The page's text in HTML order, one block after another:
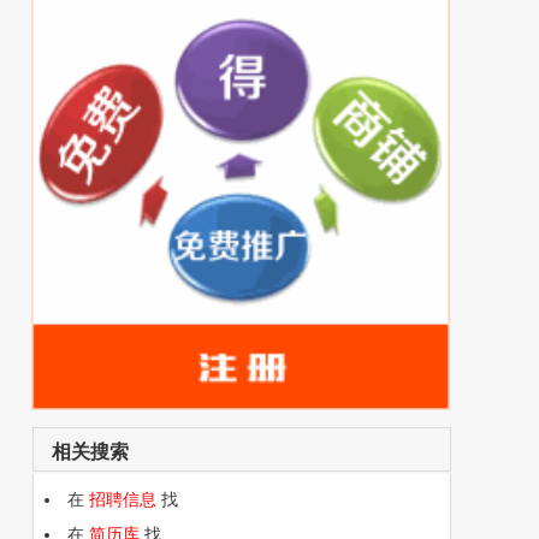
相关搜索
在 招聘信息 找
在 简历库 找